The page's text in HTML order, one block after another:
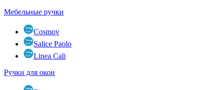
Мебельные ручки
Cosmov
Salice Paolo
Linea Cali
Ручки для окон